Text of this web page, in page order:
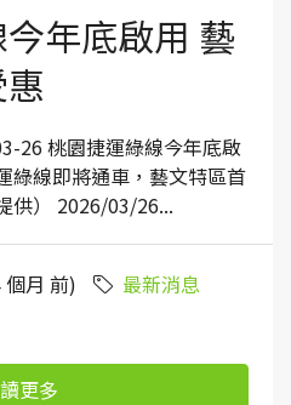
年底啟用 藝
26 桃園捷運綠線今年底啟
綠線即將通車，藝文特區首
供） 2026/03/26...
月 前)
最新消息
更多